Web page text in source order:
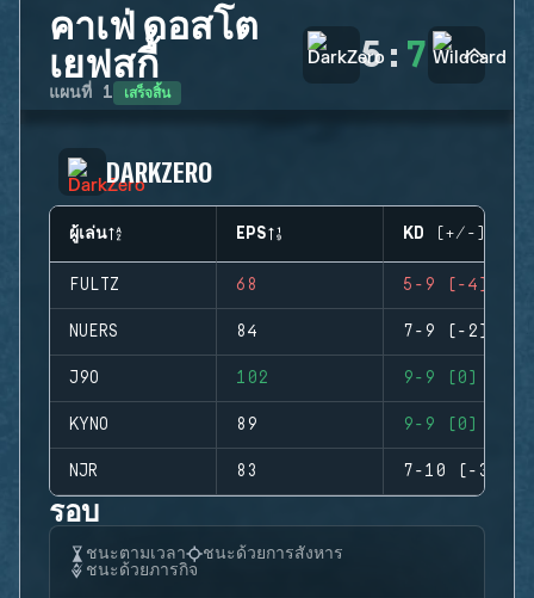
คาเฟ่ ดอสโต
เยฟสกี้
แผนที่ 1 เสร็จสิ้น
5: 7
DARKZERO
ผู้เล่น EPS KD (+/-)
FULTZ 68 5-9 (-4)
NUERS 84 7-9 (-2)
J9O 102 9-9 (0)
KYNO 89 9-9 (0)
NJR 83 7-10 (-3)
รอบ
ชนะตามเวลา
ชนะด้วยการสังหาร
ชนะด้วยภารกิจ